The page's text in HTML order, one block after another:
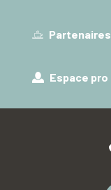
Partenaires
Espace pro